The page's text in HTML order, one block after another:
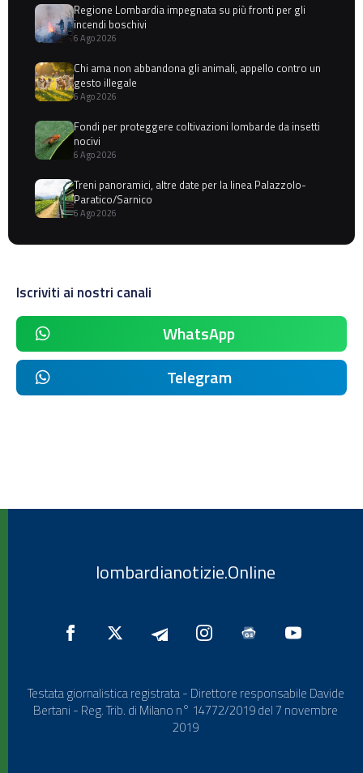
Regione Lombardia impegnata su più fronti per gli
incendi boschivi
6 Ago 2026
Chi ama non abbandona gli animali, appello contro un
gesto illegale
6 Ago 2026
Fondi per proteggere coltivazioni lombarde da insetti
nocivi
6 Ago 2026
Treni panoramici, altre date per la linea Palazzolo-
Paratico/Sarnico
6 Ago 2026
Iscriviti ai nostri canali
WhatsApp
Telegram
lombardianotizie.Online
Testata giornalistica registrata - Direttore responsabile Davide
Bertani - Reg. Trib. di Milano n° 14772/2019 del 7 novembre
2019